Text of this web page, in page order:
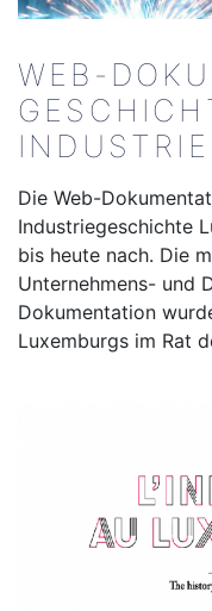
WEB-
Die Web-
Industriegeschichte
bis heute nach. Die
Unternehmens- und
Dokumentation
Luxemburgs im Rat